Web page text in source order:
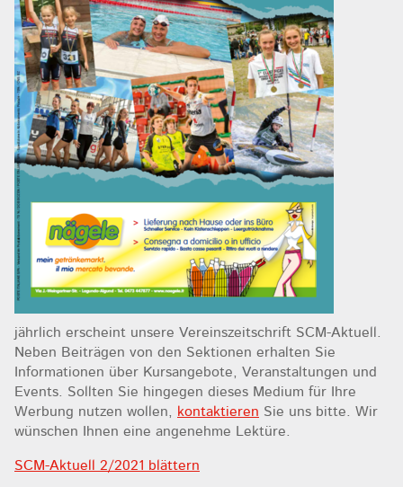
jährlich erscheint unsere Vereinszeitschrift SCM-Aktuell.
Neben Beiträgen von den Sektionen erhalten Sie
Informationen über Kursangebote, Veranstaltungen und
Events. Sollten Sie hingegen dieses Medium für Ihre
Werbung nutzen wollen,
kontaktieren Sie uns bitte. Wir
wünschen Ihnen eine angenehme Lektüre.
SCM-Aktuell 2/2021 blättern